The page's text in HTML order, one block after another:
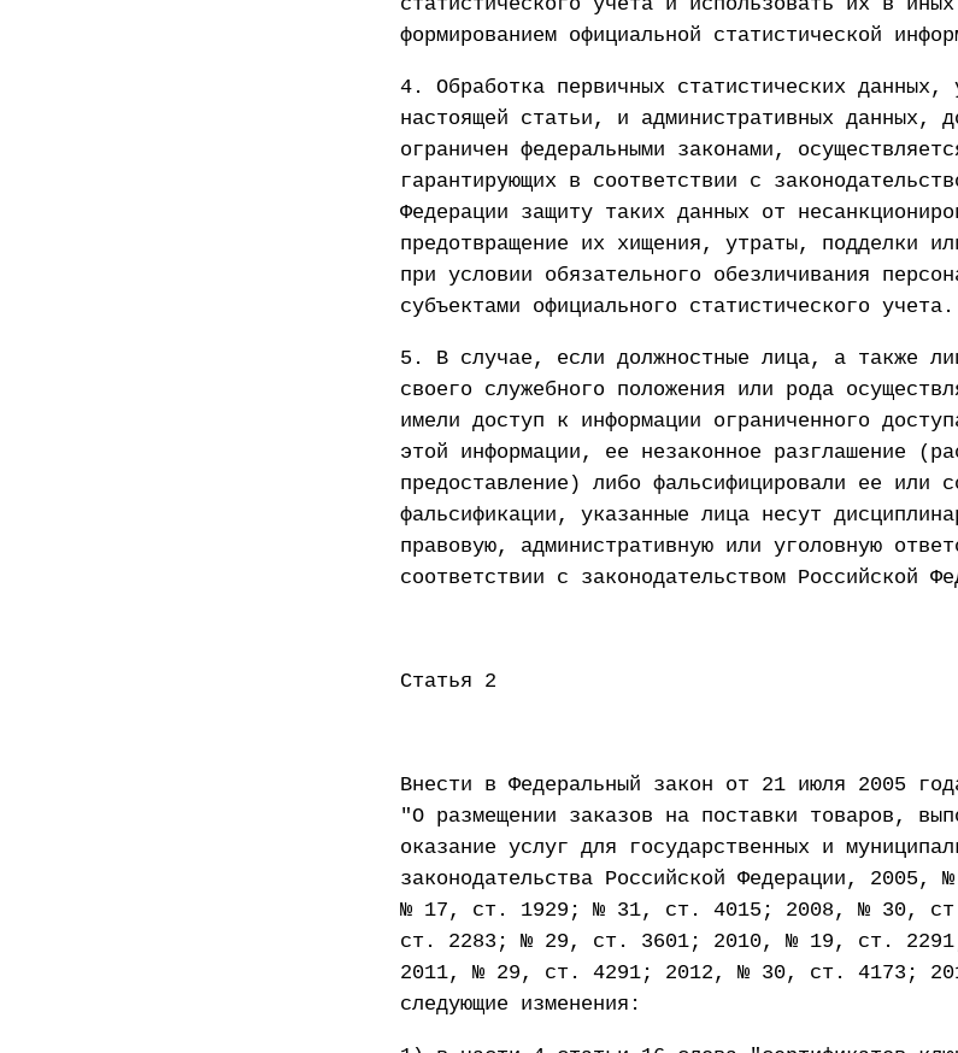
формированием официальной статистической
4. Обработка первичных статистических данных,
настоящей статьи, и административных данных,
ограничен федеральными законами,
гарантирующих в соответствии с
Федерации защиту таких данных от
предотвращение их хищения, утраты, подделки
при условии обязательного обезличивания
субъектами официального статистического учета.
5. В случае, если должностные лица, а также
своего служебного положения или рода
имели доступ к информации ограниченного
этой информации, ее незаконное разглашение
предоставление) либо фальсифицировали ее или
фальсификации, указанные лица несут
правовую, административную или уголовную
соответствии с законодательством Российской
Статья 2
Внести в Федеральный закон от 21 июля 2005
"О размещении заказов на поставки товаров,
оказание услуг для государственных и
законодательства Российской Федерации,
№ 17, ст. 1929; № 31, ст. 4015; 2008, № 30,
ст. 2283; № 29, ст. 3601; 2010, № 19, ст.
2011, № 29, ст. 4291; 2012, № 30, ст. 4173;
следующие изменения: